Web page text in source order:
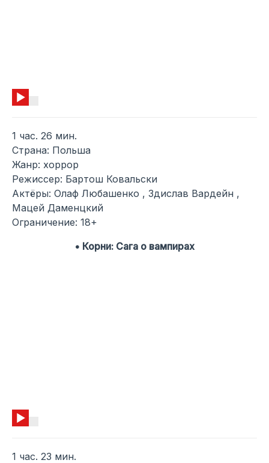
1 час. 26 мин.
Страна: Польша
Жанр: хоррор
Режиссер: Бартош Ковальски
Актёры: Олаф Любашенко , Здислав Вардейн ,
Мацей Даменцкий
Ограничение: 18+
• Корни: Сага о вампирах
1 час. 23 мин.